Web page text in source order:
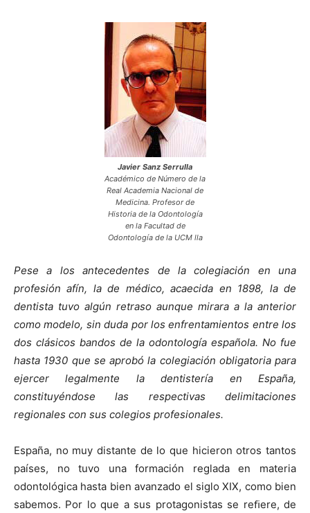
Javier Sanz Serrulla
Académico de Número de la
Real Academia Nacional de
Medicina. Profesor de
Historia de la Odontología
en la Facultad de
Odontología de la UCM lla
Pese a los antecedentes de la colegiación en una
profesión afín, la de médico, acaecida en 1898, la de
dentista tuvo algún retraso aunque mirara a la anterior
como modelo, sin duda por los enfrentamientos entre los
dos clásicos bandos de la odontología española. No fue
hasta 1930 que se aprobó la colegiación obligatoria para
ejercer legalmente la dentistería en España,
constituyéndose las respectivas delimitaciones
regionales con sus colegios profesionales.
España, no muy distante de lo que hicieron otros tantos
países, no tuvo una formación reglada en materia
odontológica hasta bien avanzado el siglo XIX, como bien
sabemos. Por lo que a sus protagonistas se reﬁere, de